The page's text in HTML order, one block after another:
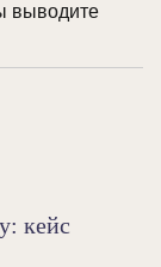
выводите
кейс